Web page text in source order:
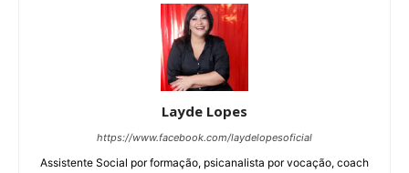
Layde Lopes
https://www.facebook.com/laydelopesoficial
Assistente Social por formação, psicanalista por vocação, coach